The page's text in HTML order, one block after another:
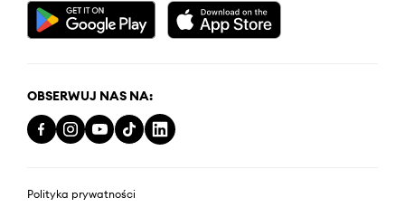
OBSERWUJ NAS NA:
Polityka prywatności